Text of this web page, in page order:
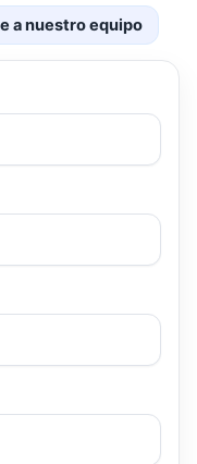
a nuestro equipo